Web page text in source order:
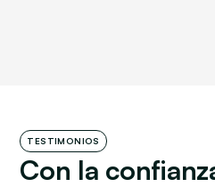
TESTIMONIOS
Con la